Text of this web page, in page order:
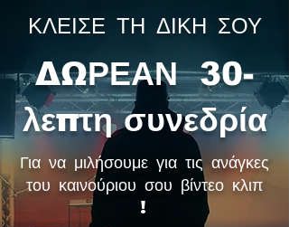
ΚΛΕΙΣΕ ΤΗ ΔΙΚΗ ΣΟΥ
ΔΩΡΕΑΝ 30-
λεπτη συνεδρία
Για να μιλήσουμε για τις ανάγκες
του καινούριου σου βίντεο κλιπ
!